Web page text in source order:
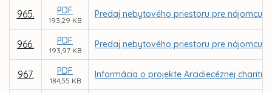
965. PDF
193,29 KB
Predaj nebytového priestoru pre nájomcu
966. PDF
193,97 KB
Predaj nebytového priestoru pre nájomcu
967. PDF
184,55 KB
Informácia o projekte Arcidiecéznej charity